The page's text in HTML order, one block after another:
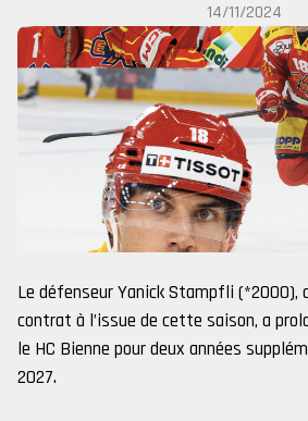
14/11/2024
Le défenseur Yanick Stampfli (*2000),
contrat à l’issue de cette saison, a
le HC Bienne pour deux années
2027.